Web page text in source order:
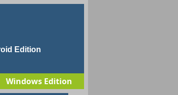
Edition
Windows Edition